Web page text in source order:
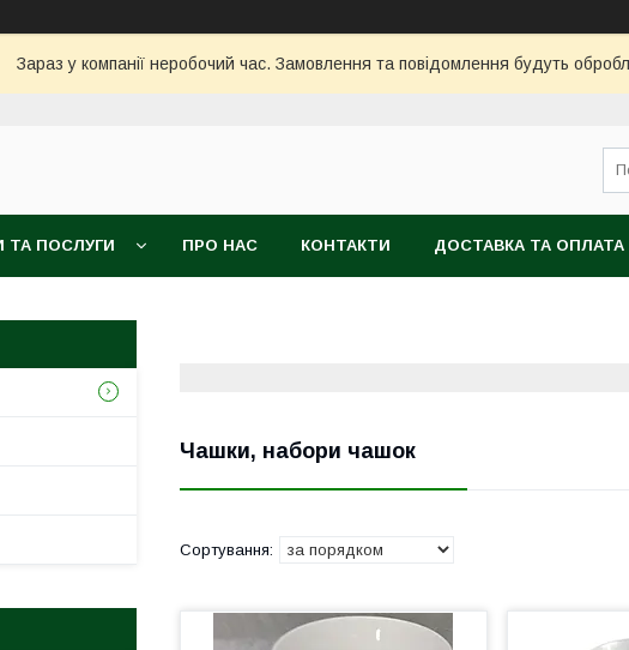
Зараз у компанії неробочий час. Замовлення та повідомлення будуть
ТА ПОСЛУГИ ПРО НАС КОНТАКТИ ДОСТАВКА ТА ОПЛАТА
Чашки, набори чашок